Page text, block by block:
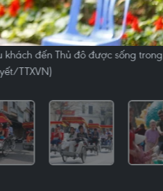
đến Thủ đô được sống trong
TTXVN)